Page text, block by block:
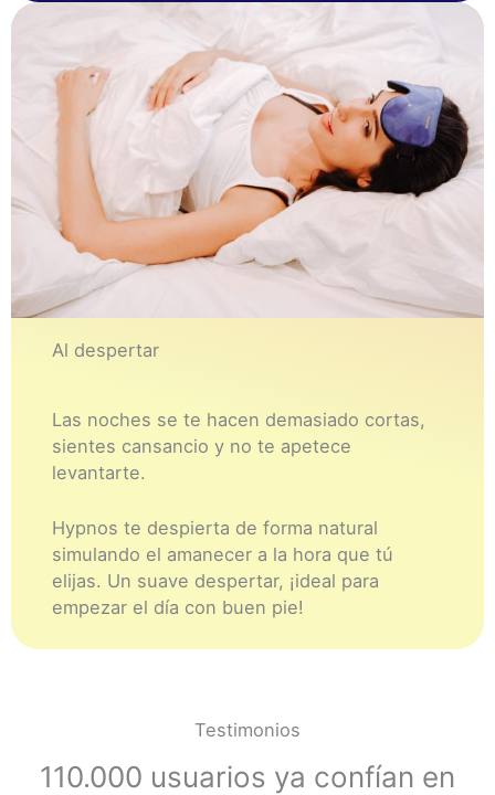
Al despertar
Las noches se te hacen demasiado cortas,
sientes cansancio y no te apetece
levantarte.
Hypnos te despierta de forma natural
simulando el amanecer a la hora que tú
elijas. Un suave despertar, ¡ideal para
empezar el día con buen pie!
Testimonios
110.000 usuarios ya confían en